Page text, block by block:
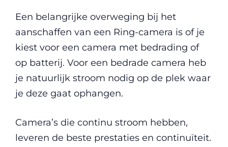
Een belangrijke overweging bij het
aanschaffen van een Ring-camera is of je
kiest voor een camera met bedrading of
op batterij. Voor een bedrade camera heb
je natuurlijk stroom nodig op de plek waar
je deze gaat ophangen.
Camera’s die continu stroom hebben,
leveren de beste prestaties en continuïteit.